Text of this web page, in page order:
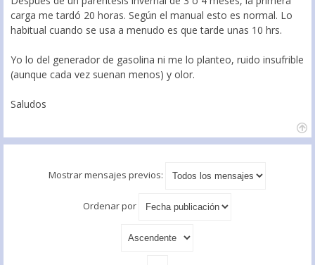
carga me tardó 20 horas. Según el manual esto es normal. Lo
habitual cuando se usa a menudo es que tarde unas 10 hrs.
Yo lo del generador de gasolina ni me lo planteo, ruido insufrible
(aunque cada vez suenan menos) y olor.
Saludos
Mostrar mensajes previos:
Ordenar por